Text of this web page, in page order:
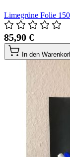
Limegrüne Folie
85,90 €
In den